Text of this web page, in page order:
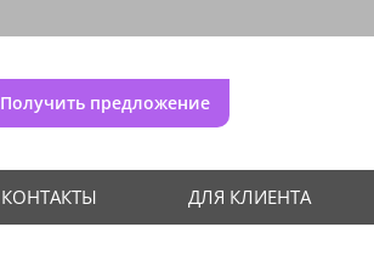
Получить предложение
КОНТАКТЫ ДЛЯ КЛИЕНТА